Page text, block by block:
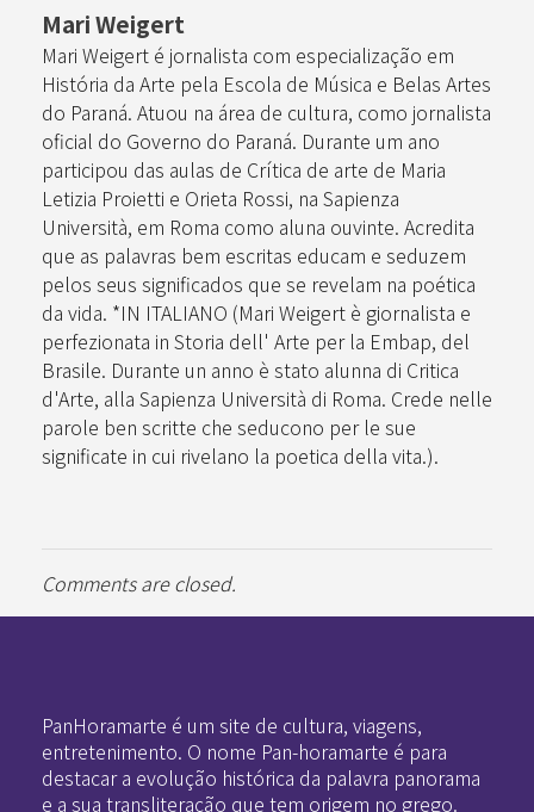
Mari Weigert
Mari Weigert é jornalista com especialização em
História da Arte pela Escola de Música e Belas Artes
do Paraná. Atuou na área de cultura, como jornalista
oficial do Governo do Paraná. Durante um ano
participou das aulas de Crítica de arte de Maria
Letizia Proietti e Orieta Rossi, na Sapienza
Università, em Roma como aluna ouvinte. Acredita
que as palavras bem escritas educam e seduzem
pelos seus significados que se revelam na poética
da vida. *IN ITALIANO (Mari Weigert è giornalista e
perfezionata in Storia dell' Arte per la Embap, del
Brasile. Durante un anno è stato alunna di Critica
d'Arte, alla Sapienza Università di Roma. Crede nelle
parole ben scritte che seducono per le sue
significate in cui rivelano la poetica della vita.).
Comments are closed.
PanHoramarte é um site de cultura, viagens,
entretenimento. O nome Pan-horamarte é para
destacar a evolução histórica da palavra panorama
e a sua transliteração que tem origem no grego.